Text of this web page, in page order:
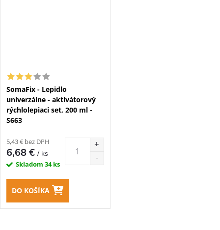
SomaFix - Lepidlo
univerzálne - aktivátorový
rýchlolepiaci set, 200 ml -
S663
5,43 € bez DPH
6,68 €/ ks
Skladom 34 ks
DO KOŠÍKA